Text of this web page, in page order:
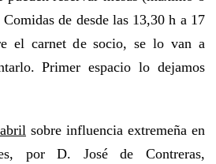
de desde las 13,30 h a 17
el carnet de socio, se lo van a
Primer espacio lo dejamos
sobre influencia extremeña en
por D. José de Contreras,